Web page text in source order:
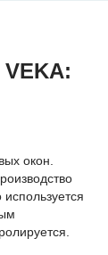
окон.